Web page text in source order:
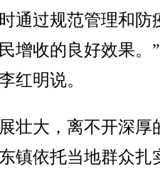
通过规范管理和防
增收的良好效果。
红明说。
大，离不开深厚
镇依托当地群众扎